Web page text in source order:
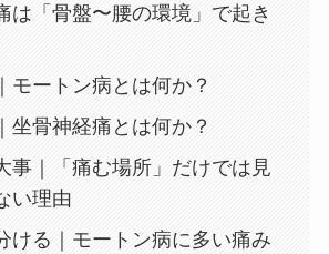
は「骨盤〜腰の環境」で起き
モートン病とは何か？
坐骨神経痛とは何か？
事｜「痛む場所」だけでは見
い理由
ける｜モートン病に多い痛み